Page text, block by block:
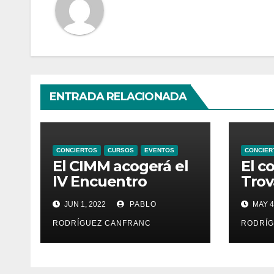
ENTRADA RELACIONADA
CONCIERTOS CURSOS EVENTOS
El CIMM acogerá el
IV Encuentro
Internacional de
Ministriles
JUN 1, 2022 PABLO
RODRÍGUEZ CANFRANC
El
enMAY